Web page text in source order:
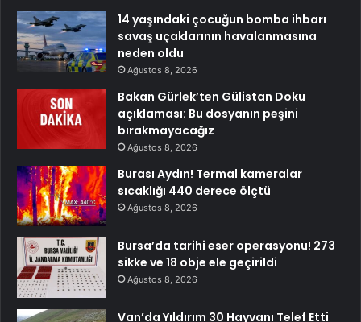
14 yaşındaki çocuğun bomba ihbarı
savaş uçaklarının havalanmasına
neden oldu
Ağustos 8, 2026
Bakan Gürlek’ten Gülistan Doku
açıklaması: Bu dosyanın peşini
bırakmayacağız
Ağustos 8, 2026
Burası Aydın! Termal kameralar
sıcaklığı 440 derece ölçtü
Ağustos 8, 2026
Bursa’da tarihi eser operasyonu! 273
sikke ve 18 obje ele geçirildi
Ağustos 8, 2026
Van’da Yıldırım 30 Hayvanı Telef Etti